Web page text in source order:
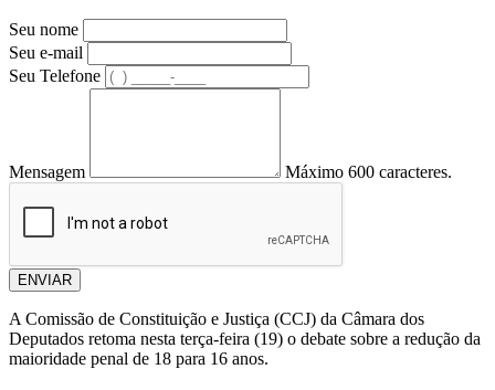
Seu nome
Seu e-mail
Seu Telefone
Mensagem Máximo 600 caracteres.
ENVIAR
A Comissão de Constituição e Justiça (CCJ) da Câmara dos
Deputados retoma nesta terça-feira (19) o debate sobre a redução da
maioridade penal de 18 para 16 anos.